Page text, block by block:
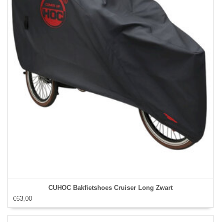
CUHOC Bakfietshoes Cruiser Long Zwart
€63,00